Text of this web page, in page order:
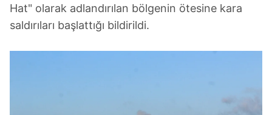
Hat" olarak adlandırılan bölgenin ötesine kara
saldırıları başlattığı bildirildi.